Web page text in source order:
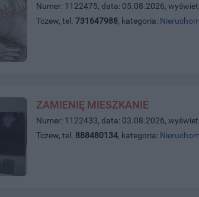
Numer: 1122475, data: 05.08.2026,
Tczew, tel.731647988, kategoria:
ZAMIENIĘ MIESZKANIE
Numer: 1122433, data: 03.08.2026,
Tczew, tel. 888480134, kategoria: